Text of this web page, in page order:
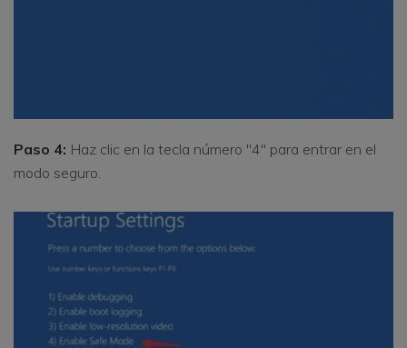
Paso 4: Haz clic en la tecla número "4" para entrar en el
modo seguro.